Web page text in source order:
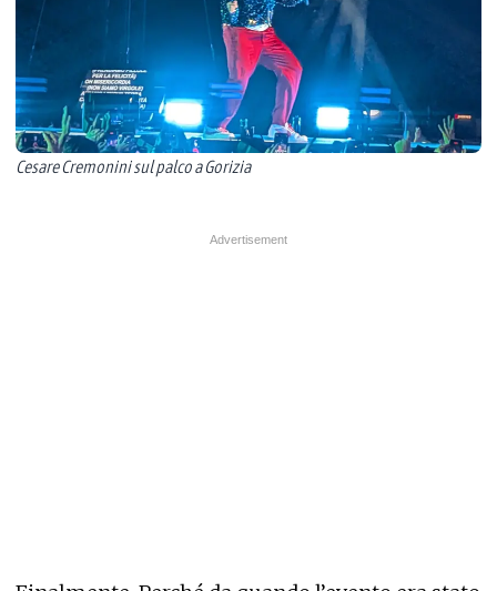
Cesare Cremonini sul palco a Gorizia